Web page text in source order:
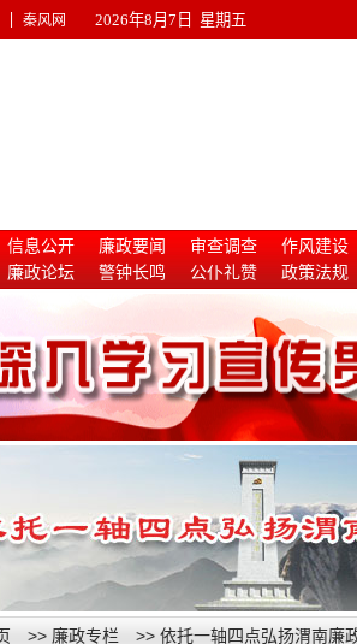
秦风网 2026年8月7日 星期五
信息公开 廉政要闻 审查调查
作风建设
廉政论坛 警钟长鸣 公仆礼赞
政策法规
>> 廉政专栏 >> 依托一轴四点弘扬渭南廉